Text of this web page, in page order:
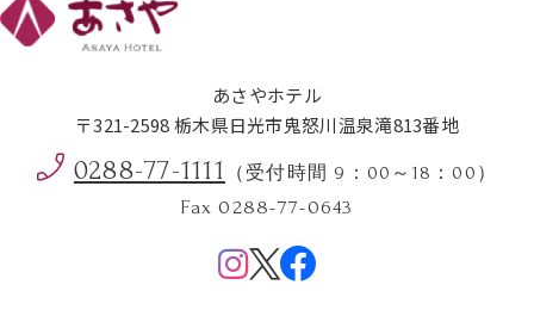
あさやホテル
〒321-2598 栃木県日光市鬼怒川温泉滝813番地
0288-77-1111 （受付時間 9：00～18：00）
Fax 0288-77-0643